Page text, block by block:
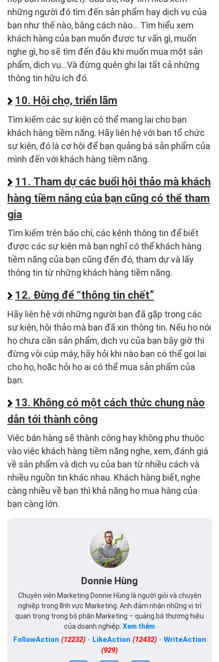
những người đó tìm đến sản phẩm hay dịch vụ của
bạn như thế nào, bằng cách nào… Tìm hiểu xem
khách hàng của bạn muốn được tư vấn gì, muốn
nghe gì, họ sẽ tìm đến đâu khi muốn mua một sản
phẩm, dịch vụ…Và đừng quên ghi lại tất cả những
thông tin hữu ích đó.
10. Hội chợ, triển lãm
Tìm kiếm các sự kiện có thể mang lại cho bạn
khách hàng tiềm năng. Hãy liên hệ với ban tổ chức
sự kiện, đó là cơ hội để bạn quảng bá sản phẩm của
mình đến với khách hàng tiềm năng.
11. Tham dự các buổi hội thảo mà khách
hàng tiềm năng của bạn cũng có thể tham
gia
Tìm kiếm trên báo chí, các kênh thông tin để biết
được các sự kiện mà bạn nghĩ có thể khách hàng
tiềm năng của bạn cũng đến đó, tham dự và lấy
thông tin từ những khách hàng tiềm năng.
12. Đừng để “thông tin chết”
Hãy liên hệ với những người bạn đã gặp trong các
sự kiện, hội thảo mà bạn đã xin thông tin. Nếu họ nói
họ chưa cần sản phẩm, dịch vụ của bạn bây giờ thì
đừng vội cúp máy, hãy hỏi khi nào bạn có thể gọi lại
cho họ, hoặc hỏi họ ai có thể mua sản phẩm của
bạn.
13. Không có một cách thức chung nào
dẫn tới thành công
Việc bán hàng sẽ thành công hay không phụ thuộc
vào việc khách hàng tiềm năng nghe, xem, đánh giá
về sản phẩm và dịch vụ của bạn từ nhiều cách và
nhiều nguồn tin khác nhau. Khách hàng biết, nghe
càng nhiều về bạn thì khả năng họ mua hàng của
bạn càng lớn.
Donnie Hùng
Chuyên viên Marketing Donnie Hùng là người giỏi và chuyên
nghiệp trong lĩnh vực Marketing. Anh đảm nhận những vị trí
quan trọng trong bộ phận Marketing – quảng bá thương hiệu
của doanh nghiệp. Xem thêm
FollowAction (12232)- LikeAction (12432)- WriteAction
(929)